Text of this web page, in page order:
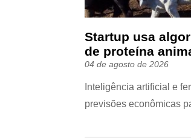
Startup usa
de proteína
04 de agosto de 2026
Inteligência artificial e
previsões econômicas